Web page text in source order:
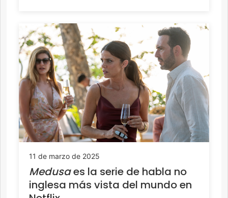
11 de marzo de 2025
Medusaes la serie de habla no
inglesa más vista del mundo en